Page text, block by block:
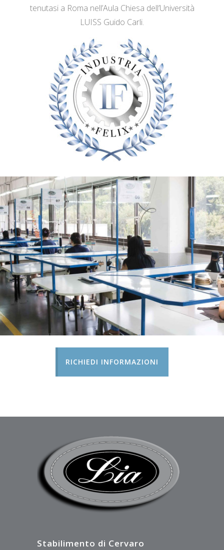
tenutasi a Roma nell’Aula Chiesa dell’Università
LUISS Guido Carli.
RICHIEDI INFORMAZIONI
Stabilimento di Cervaro